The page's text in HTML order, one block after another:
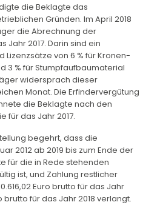
die Beklagte das
Gründen. Im April 2018
die Abrechnung der
Jahr 2017. Darin sind ein
Lizenzsätze von 6 % für Kronen-
3 % für Stumpfaufbaumaterial
widersprach dieser
Monat. Die Erfindervergütung
die Beklagte nach den
für das Jahr 2017.
begehrt, dass die
2012 ab 2019 bis zum Ende der
für die in Rede stehenden
ist, und Zahlung restlicher
Euro brutto für das Jahr
brutto für das Jahr 2018 verlangt.